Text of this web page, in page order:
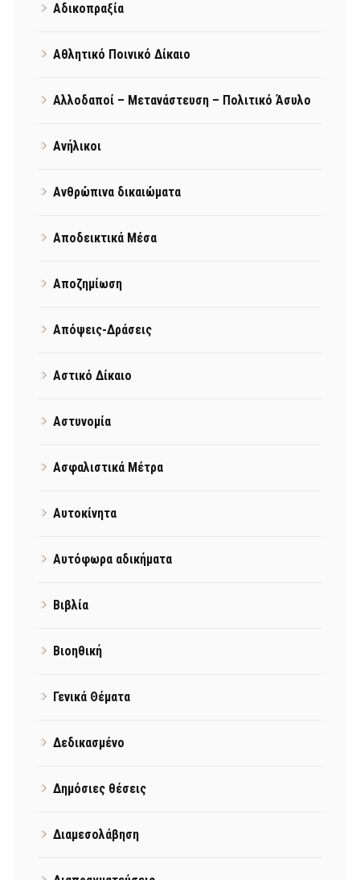
Αδικοπραξία
Αθλητικό Ποινικό Δίκαιο
Αλλοδαποί – Μετανάστευση – Πολιτικό Άσυλο
Ανήλικοι
Ανθρώπινα δικαιώματα
Αποδεικτικά Μέσα
Αποζημίωση
Απόψεις-Δράσεις
Αστικό Δίκαιο
Αστυνομία
Ασφαλιστικά Μέτρα
Αυτοκίνητα
Αυτόφωρα αδικήματα
Βιβλία
Βιοηθική
Γενικά Θέματα
Δεδικασμένο
Δημόσιες θέσεις
Διαμεσολάβηση